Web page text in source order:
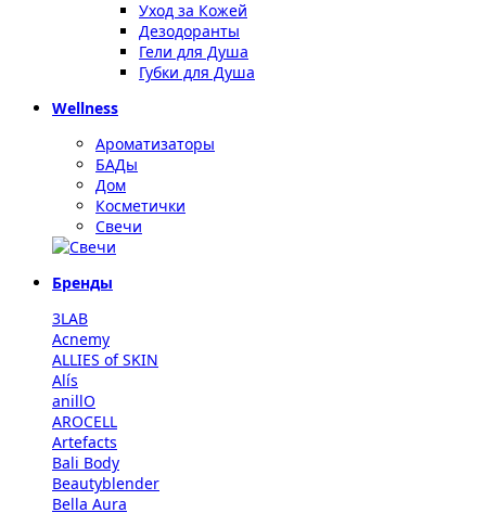
Уход за Кожей
Дезодоранты
Гели для Душа
Губки для Душа
Wellness
Ароматизаторы
БАДы
Дом
Косметички
Свечи
Бренды
3LAB
Acnemy
ALLIES of SKIN
Alís
anillO
AROCELL
Artefacts
Bali Body
Beautyblender
Bella Aura